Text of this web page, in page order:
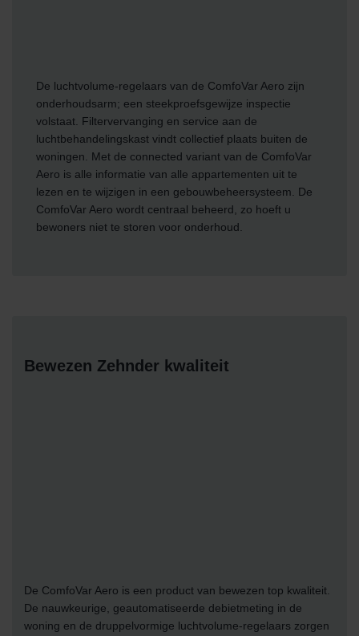
De luchtvolume-regelaars van de ComfoVar Aero zijn
onderhoudsarm; een steekproefsgewijze inspectie
volstaat. Filtervervanging en service aan de
luchtbehandelingskast vindt collectief plaats buiten de
woningen. Met de connected variant van de ComfoVar
Aero is alle informatie van alle appartementen uit te
lezen en te wijzigen in een gebouwbeheersysteem. De
ComfoVar Aero wordt centraal beheerd, zo hoeft u
bewoners niet te storen voor onderhoud.
Bewezen Zehnder kwaliteit
De ComfoVar Aero is een product van bewezen top kwaliteit.
De nauwkeurige, geautomatiseerde debietmeting in de
woning en de druppelvormige luchtvolume-regelaars zorgen